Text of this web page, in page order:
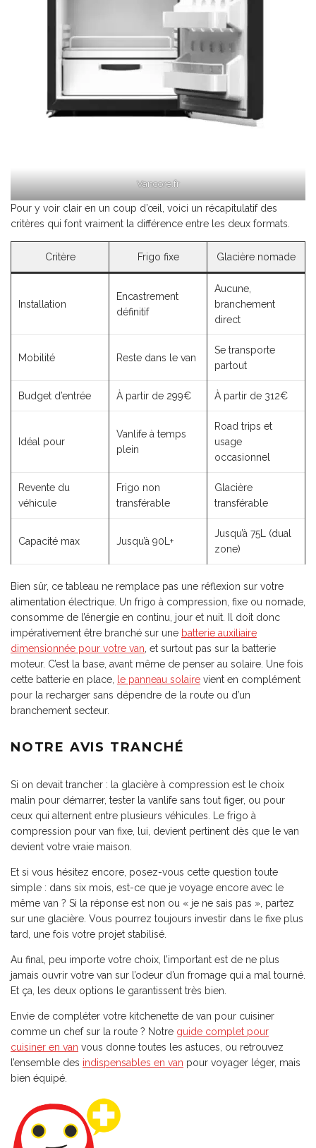
Vancore.fr
Pour y voir clair en un coup d’œil, voici un récapitulatif des
critères qui font vraiment la différence entre les deux formats.
Critère Frigo fixe Glacière nomade
Installation
Encastrement
définitif
Aucune,
branchement
direct
Mobilité Reste dans le van
Se transporte
partout
Budget d’entrée À partir de 299€ À partir de 312€
Idéal pour
Vanlife à temps
plein
Road trips et
usage
occasionnel
Revente du
véhicule
Frigo non
transférable
Glacière
transférable
Capacité max Jusqu’à 90L+
Jusqu’à 75L (dual
zone)
Bien sûr, ce tableau ne remplace pas une réflexion sur votre
alimentation électrique. Un frigo à compression, fixe ou nomade,
consomme de l’énergie en continu, jour et nuit. Il doit donc
impérativement être branché sur une batterie auxiliaire
dimensionnée pour votre van , et surtout pas sur la batterie
moteur. C’est la base, avant même de penser au solaire. Une fois
cette batterie en place,
le panneau solaire vient en complément
pour la recharger sans dépendre de la route ou d’un
branchement secteur.
NOTRE AVIS TRANCHÉ
Si on devait trancher : la glacière à compression est le choix
malin pour démarrer, tester la vanlife sans tout figer, ou pour
ceux qui alternent entre plusieurs véhicules. Le frigo à
compression pour van fixe, lui, devient pertinent dès que le van
devient votre vraie maison.
Et si vous hésitez encore, posez-vous cette question toute
simple : dans six mois, est-ce que je voyage encore avec le
même van ? Si la réponse est non ou « je ne sais pas », partez
sur une glacière. Vous pourrez toujours investir dans le fixe plus
tard, une fois votre projet stabilisé.
Au final, peu importe votre choix, l’important est de ne plus
jamais ouvrir votre van sur l’odeur d’un fromage qui a mal tourné.
Et ça, les deux options le garantissent très bien.
Envie de compléter votre kitchenette de van pour cuisiner
comme un chef sur la route ? Notre guide complet pour
cuisiner en van vous donne toutes les astuces, ou retrouvez
l’ensemble des indispensables en van pour voyager léger, mais
bien équipé.